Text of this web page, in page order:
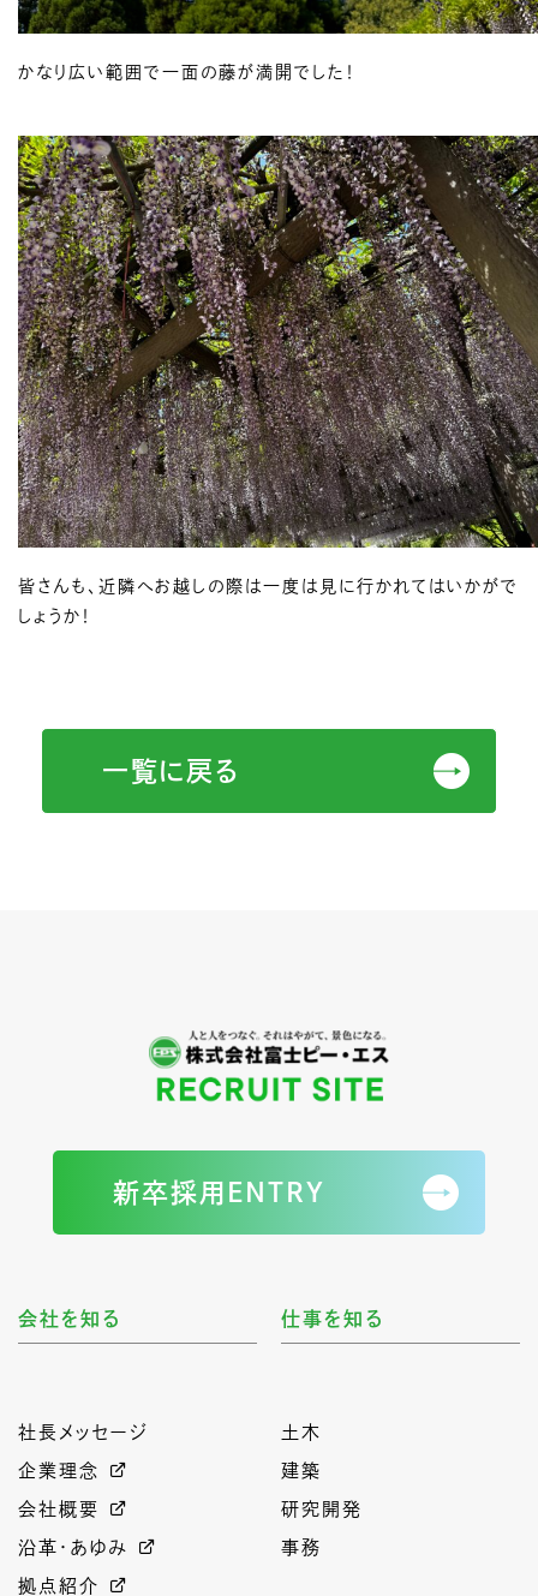
かなり広い範囲で一面の藤が満開でした！
皆さんも、近隣へお越しの際は一度は見に行かれてはいかがで
しょうか！
一覧に戻る
新卒採用ENTRY
会社を知る
社長メッセージ
企業理念
会社概要
沿革・あゆみ
拠点紹介
仕事を知る
土木
建築
研究開発
事務